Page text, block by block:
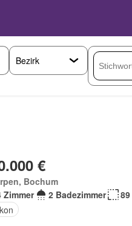
€
Bochum
Zimmer
2 Badezimmer
89